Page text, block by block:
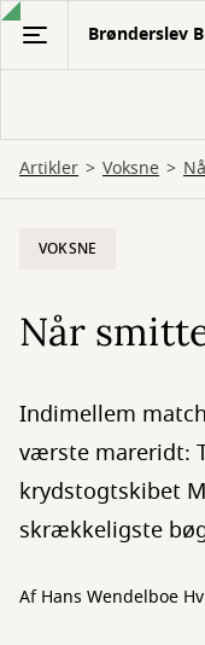
Gå
hovedindhold
Brønderslev
Artikler Voksne
VOKSNE
Når
Indimellem
værste mareridt:
krydstogtskibet
skrækkeligste
AfHans Wendelboe